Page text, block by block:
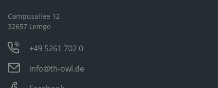
Campusallee 12
32657 Lemgo
+49 5261 702 0
info@th-owl.de